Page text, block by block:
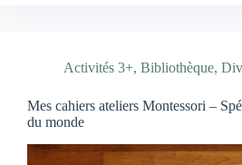
Activités 3+, Bibliothèque,
Mes cahiers ateliers Montessori –
du monde